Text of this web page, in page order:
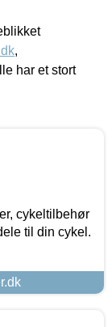
,
har et stort
cykeltilbehør
til din cykel.